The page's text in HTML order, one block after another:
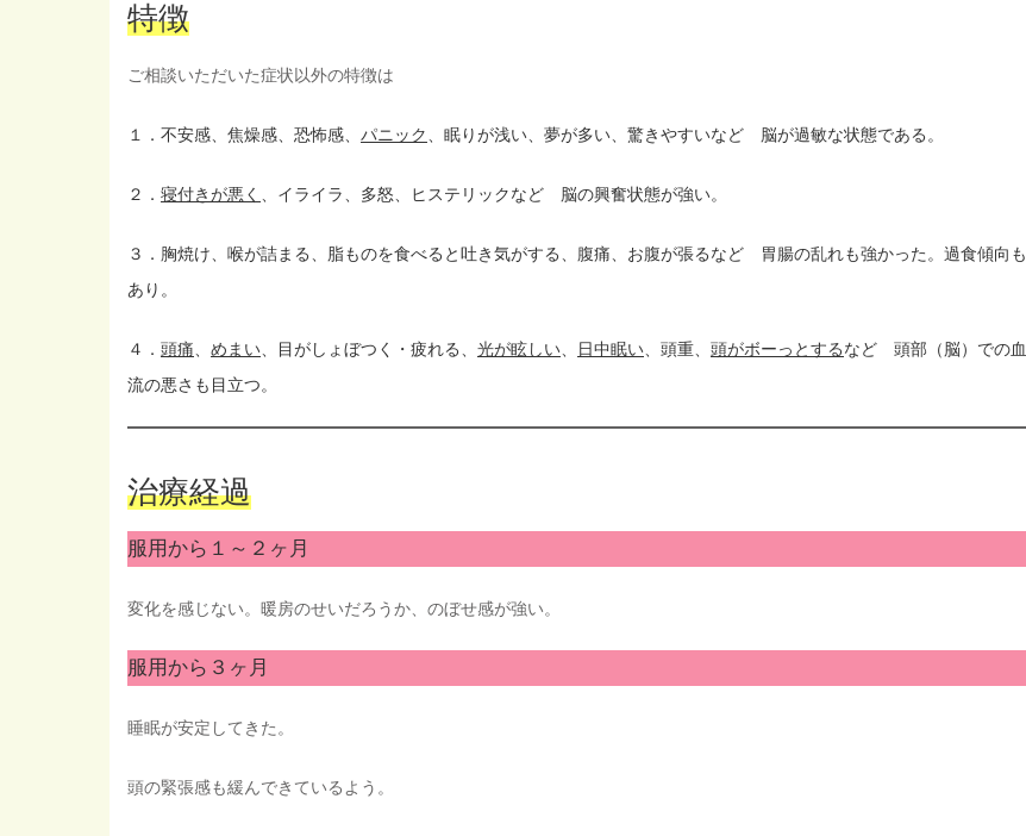
特徴
ご相談いただいた症状以外の特徴は
１．不安感、焦燥感、恐怖感、 パニック 、眠りが浅い、夢が多い、驚きやすいなど 脳が過敏な状態である。
２． 寝付きが悪く 、イライラ、多怒、ヒステリックなど 脳の興奮状態が強い。
３．胸焼け、喉が詰まる、脂ものを食べると吐き気がする、腹痛、お腹が張るなど 胃腸の乱れも強かった。過食傾向も
あり。
４． 頭痛 めまい 、目がしょぼつく・疲れる、 光が眩しい 日中眠い 、頭重、 頭がボーっとするなど 頭部（脳）での血
流の悪さも目立つ。
治療経過
服用から１～２ヶ月
変化を感じない。暖房のせいだろうか、のぼせ感が強い。
服用から３ヶ月
睡眠が安定してきた。
頭の緊張感も緩んできているよう。